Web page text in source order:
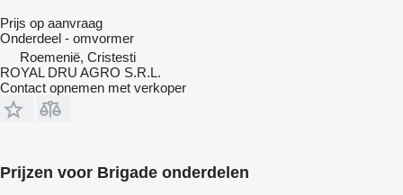
Prijs op aanvraag
Onderdeel - omvormer
Roemenië, Cristesti
ROYAL DRU AGRO S.R.L.
Contact opnemen met verkoper
Prijzen voor Brigade onderdelen